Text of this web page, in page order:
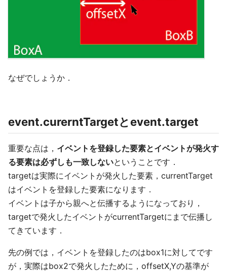
なぜでしょうか．
event.curerntTargetとevent.target
重要な点は， イベントを登録した要素とイベントが発火す
る要素は必ずしも一致しないということです．
targetは実際にイベントが発火した要素，currentTarget
はイベントを登録した要素になります．
イベントは子から親へと伝播するようになっており，
targetで発火したイベントがcurrentTargetにまで伝播し
てきています．
先の例では，イベントを登録したのはbox1に対してです
が，実際はbox2で発火したために，offsetX,Yの基準が